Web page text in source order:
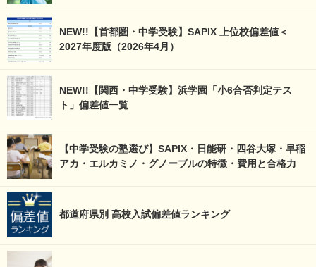
NEW!!【首都圏・中学受験】SAPIX 上位校偏差値＜
2027年度版（2026年4月）
NEW!!【関西・中学受験】浜学園「小6合否判定テス
ト」偏差値一覧
【中学受験の塾選び】SAPIX・日能研・四谷大塚・早稲
アカ・エルカミノ・グノーブルの特徴・費用と合格力
都道府県別 高校入試偏差値ランキング